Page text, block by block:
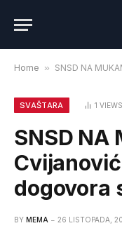
Home » SNSD NA
SVAŠTARA 1 VIEWS
SNSD NA
dogovora
BY MEMA 26 LISTOPADA,